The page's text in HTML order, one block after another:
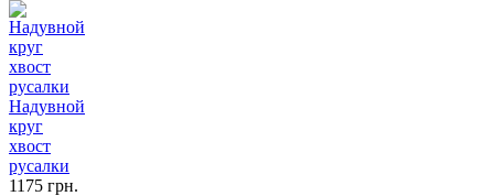
Надувной
круг
хвост
русалки
1175 грн.